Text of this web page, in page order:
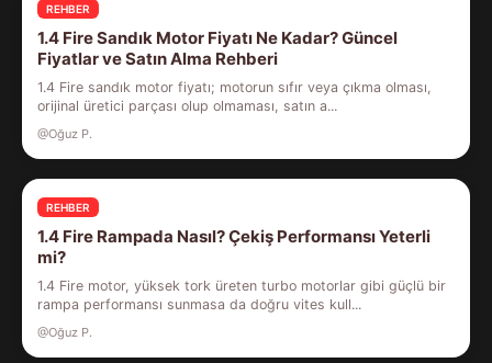
REHBER
1.4 Fire Sandık Motor Fiyatı Ne Kadar? Güncel
Fiyatlar ve Satın Alma Rehberi
1.4 Fire sandık motor fiyatı; motorun sıfır veya çıkma olması,
orijinal üretici parçası olup olmaması, satın a...
@Oğuz P.
REHBER
1.4 Fire Rampada Nasıl? Çekiş Performansı Yeterli
mi?
1.4 Fire motor, yüksek tork üreten turbo motorlar gibi güçlü bir
rampa performansı sunmasa da doğru vites kull...
@Oğuz P.